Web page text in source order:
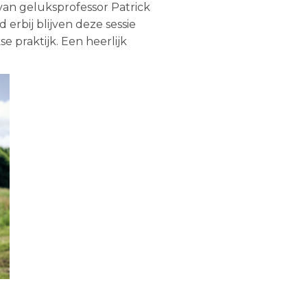
geluksprofessor Patrick
erbij blijven deze sessie
praktijk. Een heerlijk